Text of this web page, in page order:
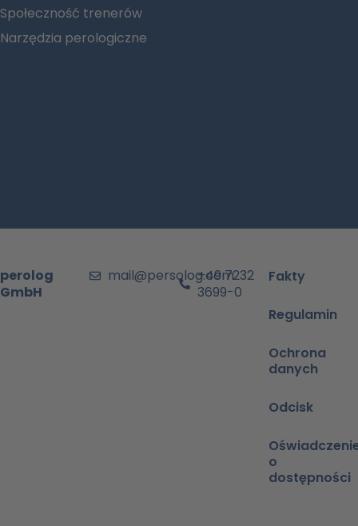
Społeczność trenerów
Narzędzia perologiczne
perolog
GmbH
mail@persolog.com
+49 7232
3699-0
Fakty
Regulamin
Ochrona
danych
Odcisk
o
dostępności